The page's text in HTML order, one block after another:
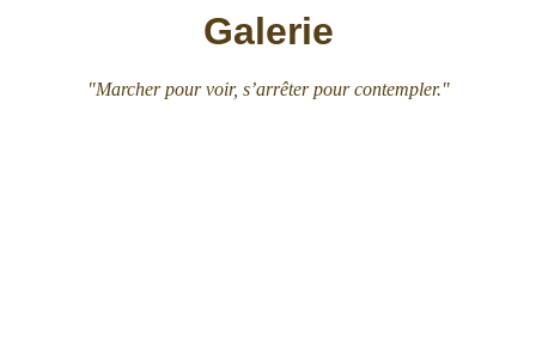
Galerie
"Marcher pour voir, s’arrêter pour contempler."